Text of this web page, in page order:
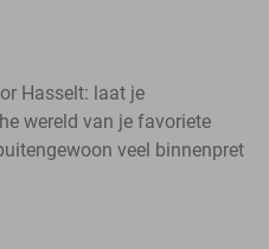
Hasselt: laat je
wereld van je favoriete
veel binnenpret